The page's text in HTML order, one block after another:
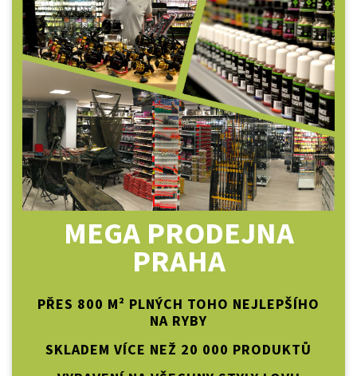
MEGA PRODEJNA
PRAHA
PŘES 800 M² PLNÝCH TOHO NEJLEPŠÍHO
NA RYBY
SKLADEM VÍCE NEŽ 20 000 PRODUKTŮ